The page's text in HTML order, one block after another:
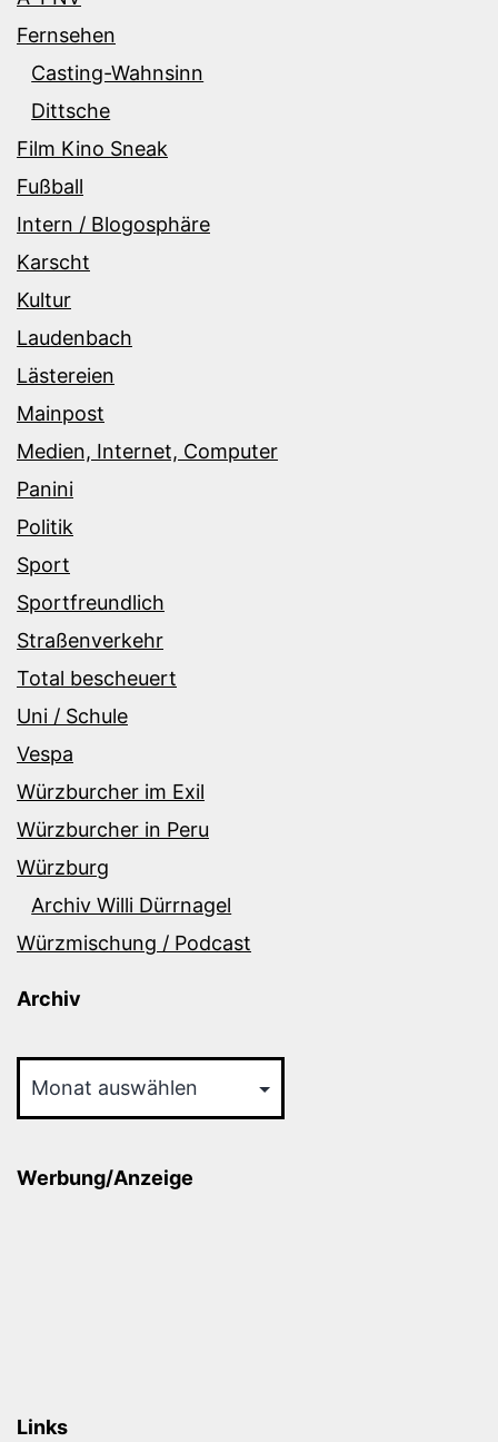
Fernsehen
Casting-Wahnsinn
Dittsche
Film Kino Sneak
Fußball
Intern / Blogosphäre
Karscht
Kultur
Laudenbach
Lästereien
Mainpost
Medien, Internet, Computer
Panini
Politik
Sport
Sportfreundlich
Straßenverkehr
Total bescheuert
Uni / Schule
Vespa
Würzburcher im Exil
Würzburcher in Peru
Würzburg
Archiv Willi Dürrnagel
Würzmischung / Podcast
Archiv
Werbung/Anzeige
Links